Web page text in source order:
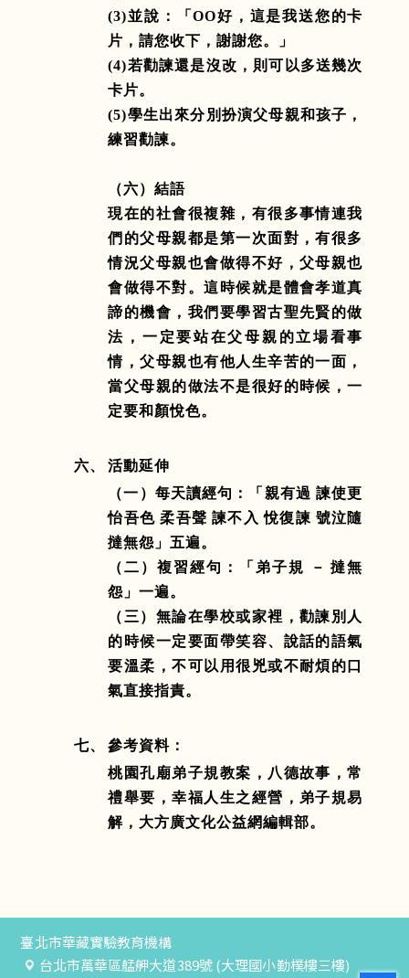
(3)並說：「OO好，這是我送您的卡
片，請您收下，謝謝您。」
(4)若勸諫還是沒改，則可以多送幾次
卡片。
(5)學生出來分別扮演父母親和孩子，
練習勸諫。
（六）結語
現在的社會很複雜，有很多事情連我
們的父母親都是第一次面對，有很多
情況父母親也會做得不好，父母親也
會做得不對。這時候就是體會孝道真
諦的機會，我們要學習古聖先賢的做
法，一定要站在父母親的立場看事
情，父母親也有他人生辛苦的一面，
當父母親的做法不是很好的時候，一
定要和顏悅色。
六、
活動延伸
（一）每天讀經句：「親有過 諫使更
怡吾色 柔吾聲 諫不入 悅復諫 號泣隨
撻無怨」五遍。
（二）複習經句：「弟子規 － 撻無
怨」一遍。
（三）無論在學校或家裡，勸諫別人
的時候一定要面帶笑容、說話的語氣
要溫柔，不可以用很兇或不耐煩的口
氣直接指責。
七、
參考資料：
桃園孔廟弟子規教案，八德故事，常
禮舉要，幸福人生之經營，弟子規易
解，大方廣文化公益網編輯部。
臺北市華藏實驗教育機構
台北市萬華區艋舺大道389號 (大理國小勤樸樓三樓)